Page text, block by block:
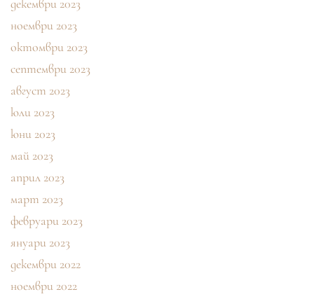
декември 2023
ноември 2023
октомври 2023
септември 2023
август 2023
юли 2023
юни 2023
май 2023
април 2023
март 2023
февруари 2023
януари 2023
декември 2022
ноември 2022